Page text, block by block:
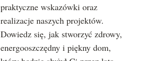
praktyczne wskazówki oraz
realizacje naszych projektów.
Dowiedz się, jak stworzyć zdrowy,
energooszczędny i piękny dom,